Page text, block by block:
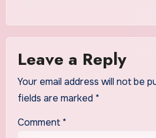
Leave a Reply
Your email address will not be
fields are marked *
Comment *